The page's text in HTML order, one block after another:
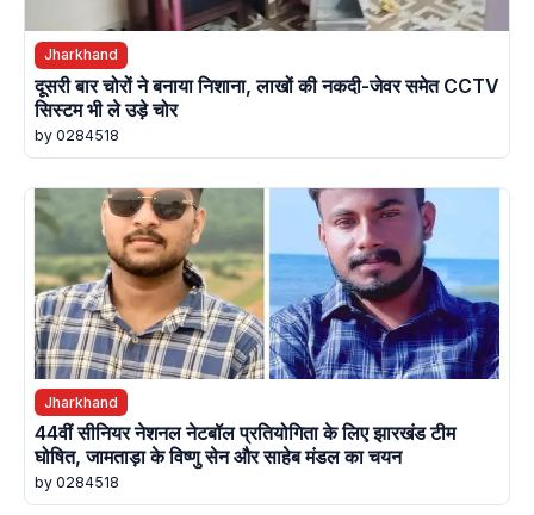
Jharkhand
दूसरी बार चोरों ने बनाया निशाना, लाखों की नकदी-जेवर समेत CCTV
सिस्टम भी ले उड़े चोर
by 0284518
Jharkhand
44वीं सीनियर नेशनल नेटबॉल प्रतियोगिता के लिए झारखंड टीम
घोषित, जामताड़ा के विष्णु सेन और साहेब मंडल का चयन
by 0284518